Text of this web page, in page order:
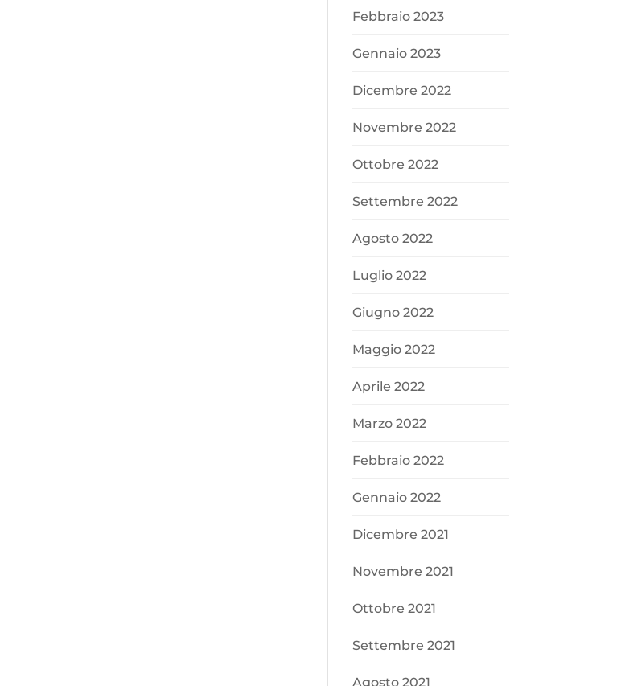
Febbraio 2023
Gennaio 2023
Dicembre 2022
Novembre 2022
Ottobre 2022
Settembre 2022
Agosto 2022
Luglio 2022
Giugno 2022
Maggio 2022
Aprile 2022
Marzo 2022
Febbraio 2022
Gennaio 2022
Dicembre 2021
Novembre 2021
Ottobre 2021
Settembre 2021
Agosto 2021